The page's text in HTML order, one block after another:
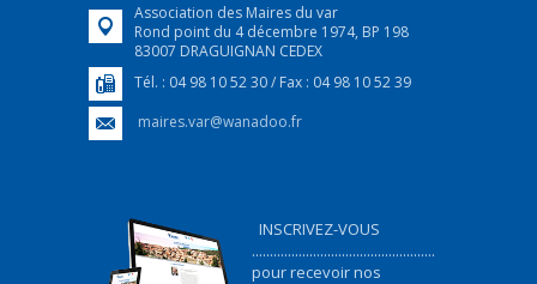
Association des Maires du var
Rond point du 4 décembre 1974, BP 198
83007 DRAGUIGNAN CEDEX
Tél. : 04 98 10 52 30 / Fax : 04 98 10 52 39
maires.var@wanadoo.fr
INSCRIVEZ-VOUS
...................................................
pour recevoir nos